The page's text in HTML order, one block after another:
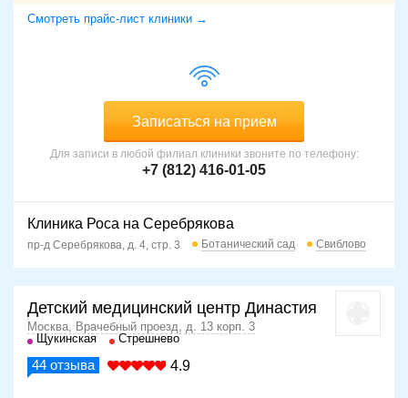
Смотреть прайс-лист клиники →
Записаться на прием
Для записи в любой филиал клиники звоните по телефону:
+7 (812) 416-01-05
Клиника Роса на Серебрякова
пр-д Серебрякова, д. 4, стр. 3 Ботанический сад Свиблово
Детский медицинский центр Династия
Москва, Врачебный проезд, д. 13 корп. 3
Щукинская
Стрешнево
44 отзыва 4.9